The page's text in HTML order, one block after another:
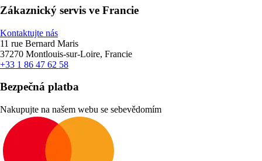
Zákaznický servis ve Francie
Kontaktujte nás
11 rue Bernard Maris
37270 Montlouis-sur-Loire, Francie
+33 1 86 47 62 58
Bezpečná platba
Nakupujte na našem webu se sebevědomím